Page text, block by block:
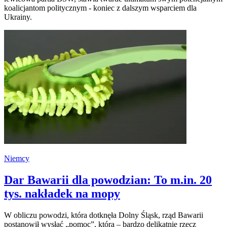
koalicjantom politycznym - koniec z dalszym wsparciem dla
Ukrainy.
Niemcy
Dar Bawarii dla powodzian: To m.in. 20
tys. nakładek na mopy
W obliczu powodzi, która dotknęła Dolny Śląsk, rząd Bawarii
postanowił wysłać „pomoc”, która – bardzo delikatnie rzecz